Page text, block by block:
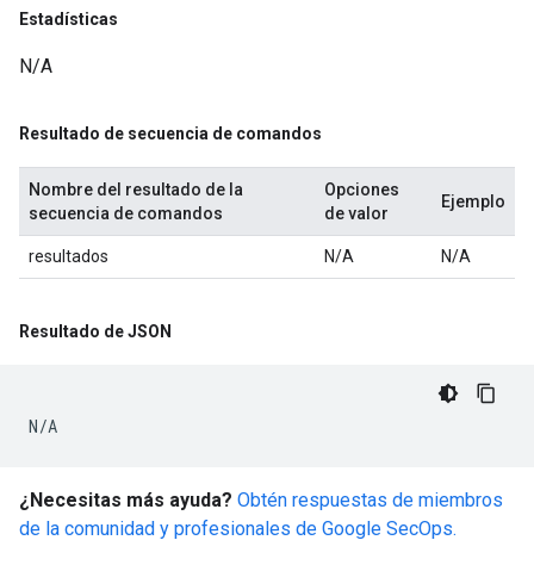
Estadísticas
N/A
Resultado de secuencia de comandos
Nombre del resultado de la
secuencia de comandos
Opciones
de valor
Ejemplo
resultados N/A N/A
Resultado de JSON
N/A
¿Necesitas más ayuda? Obtén respuestas de miembros
de la comunidad y profesionales de Google SecOps.